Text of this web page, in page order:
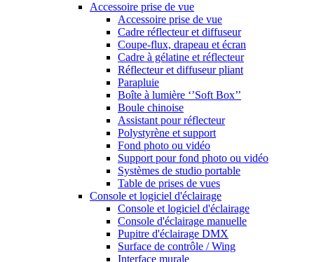
Accessoire prise de vue
Accessoire prise de vue
Cadre réflecteur et diffuseur
Coupe-flux, drapeau et écran
Cadre à gélatine et réflecteur
Réflecteur et diffuseur pliant
Parapluie
Boîte à lumière ‘’Soft Box’’
Boule chinoise
Assistant pour réflecteur
Polystyrène et support
Fond photo ou vidéo
Support pour fond photo ou vidéo
Systèmes de studio portable
Table de prises de vues
Console et logiciel d'éclairage
Console et logiciel d'éclairage
Console d'éclairage manuelle
Pupitre d'éclairage DMX
Surface de contrôle / Wing
Interface murale